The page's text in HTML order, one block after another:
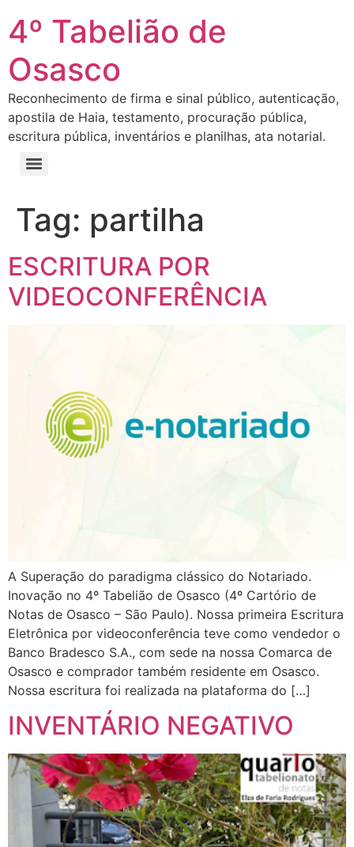
4º Tabelião de
Osasco
Reconhecimento de firma e sinal público, autenticação,
apostila de Haia, testamento, procuração pública,
escritura pública, inventários e planilhas, ata notarial.
Tag: partilha
ESCRITURA POR
VIDEOCONFERÊNCIA
A Superação do paradigma clássico do Notariado.
Inovação no 4º Tabelião de Osasco (4º Cartório de
Notas de Osasco – São Paulo). Nossa primeira Escritura
Eletrônica por videoconferência teve como vendedor o
Banco Bradesco S.A., com sede na nossa Comarca de
Osasco e comprador também residente em Osasco.
Nossa escritura foi realizada na plataforma do […]
INVENTÁRIO NEGATIVO